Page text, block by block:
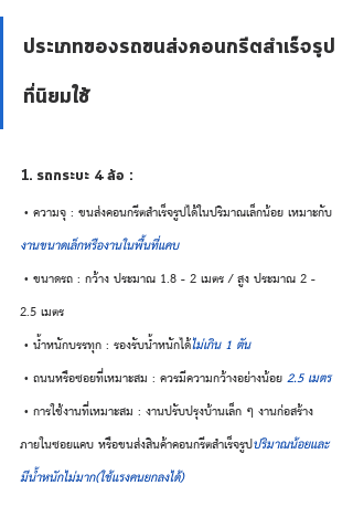
ประเภทของรถขนส่งคอนกรีตสำเร็จรูป
ที่นิยมใช้
1. รถกระบะ 4 ล้อ :
• ความจุ : ขนส่งคอนกรีตสำเร็จรูปได้ในปริมาณเล็กน้อย เหมาะกับ
งานขนาดเล็กหรืองานในพื้นที่แคบ
2.5 เมตร
• น้ำหนักบรรทุก : รองรับน้ำหนักได้ไม่เกิน 1 ตัน
• ถนนหรือซอยที่เหมาะสม : ควรมีความกว้างอย่างน้อย 2.5 เมตร
ภายในซอยแคบ หรือขนส่งสินค้าคอนกรีตสำเร็จรูปปริมาณน้อยและ
มีน้ำหนักไม่มาก(ใช้แรงคนยกลงได้)